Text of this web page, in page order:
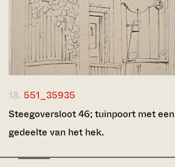
18. 551_35935
Steegoversloot 46; tuinpoort met een
gedeelte van het hek.